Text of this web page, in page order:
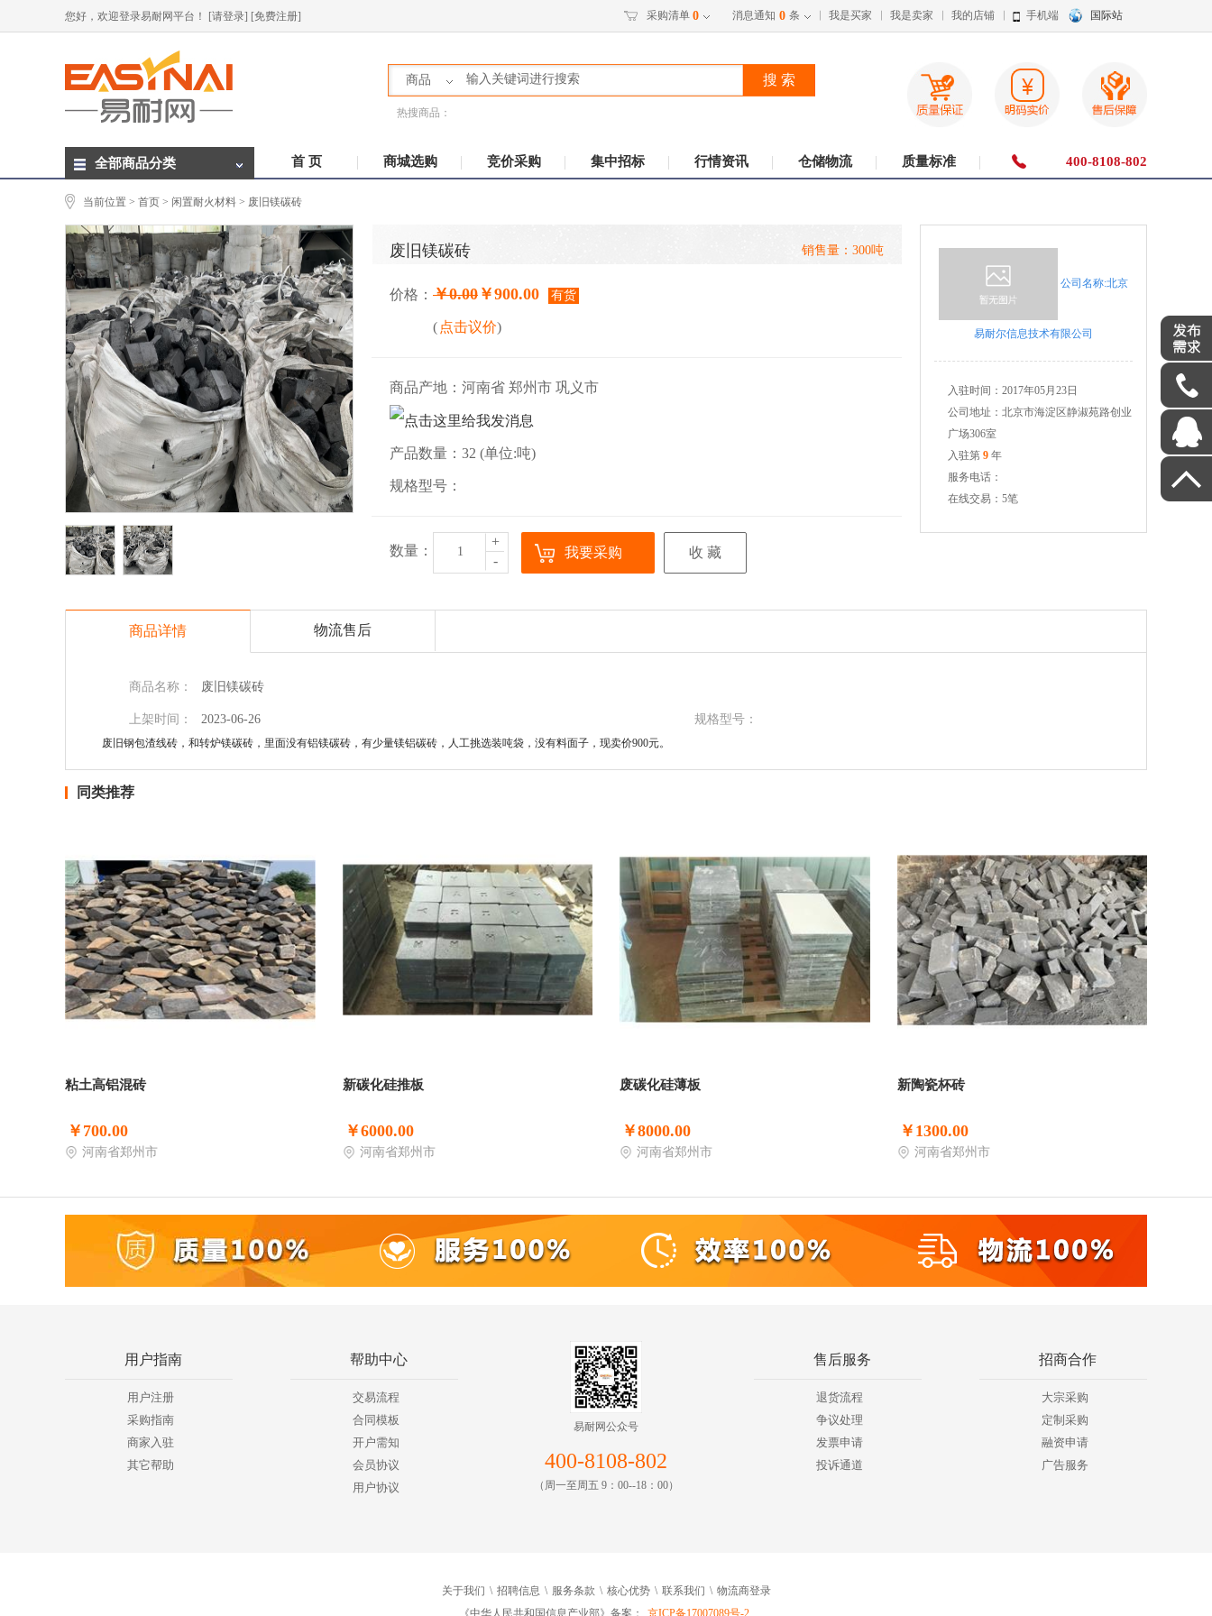
采购清单 0 消息通知 0 条 我是买家 我是卖家 我的店铺 手机端 国际站
您好，欢迎登录易耐网平台！ [请登录] [免费注册]
商品 搜 索
热搜商品：
全部商品分类 首 页 商城选购 竞价采购 集中招标 行情资讯 仓储物流 质量标准 400-8108-802
当前位置 > 首页 > 闲置耐火材料 > 废旧镁碳砖
废旧镁碳砖 销售量：300吨
价格： ￥0.00 ￥900.00 有货
( 点击议价)
商品产地：河南省 郑州市 巩义市
产品数量：32 (单位:吨)
规格型号：
数量：
+
-
我要采购 收 藏
公司名称:北京
易耐尔信息技术有限公司
入驻时间： 2017年05月23日
公司地址：北京市海淀区静淑苑路创业
广场306室
入驻第 9 年
服务电话：
在线交易：5笔
商品详情 物流售后
商品名称： 废旧镁碳砖
上架时间： 2023-06-26 规格型号：
废旧钢包渣线砖，和转炉镁碳砖，里面没有铝镁碳砖，有少量镁铝碳砖，人工挑选装吨袋，没有料面子，现卖价900元。
同类推荐
粘土高铝混砖
￥700.00
河南省郑州市
新碳化硅推板
￥6000.00
河南省郑州市
废碳化硅薄板
￥8000.00
河南省郑州市
新陶瓷杯砖
￥1300.00
河南省郑州市
用户指南
用户注册
采购指南
商家入驻
其它帮助
帮助中心
交易流程
合同模板
开户需知
会员协议
用户协议
易耐网公众号
400-8108-802
（周一至周五 9：00--18：00）
售后服务
退货流程
争议处理
发票申请
投诉通道
招商合作
大宗采购
定制采购
融资申请
广告服务
关于我们 \ 招聘信息 \ 服务条款 \ 核心优势 \ 联系我们 \ 物流商登录
《中华人民共和国信息产业部》备案：
京ICP备17007089号-2